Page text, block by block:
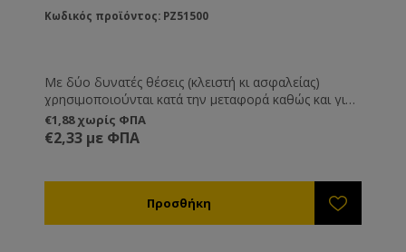
Κωδικός προϊόντος: PZ51500
Με δύο δυνατές θέσεις (κλειστή κι ασφαλείας)
χρησιμοποιούνται κατά την μεταφορά καθώς και για
να προστατεύουν την είσοδο της κυψέλης εναντίων
σφηκών, ποντικών και άλλων εισβολέων. Το
πλεονέκτημα τους είναι ότι μπορούν να μένουν
πιθανότητα να χαθούν.
€1,88 χωρίς ΦΠΑ
€2,33 με ΦΠΑ